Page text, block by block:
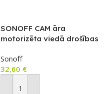
SONOFF CAM āra
motorizēta viedā drošības
Sonoff
32,60 €